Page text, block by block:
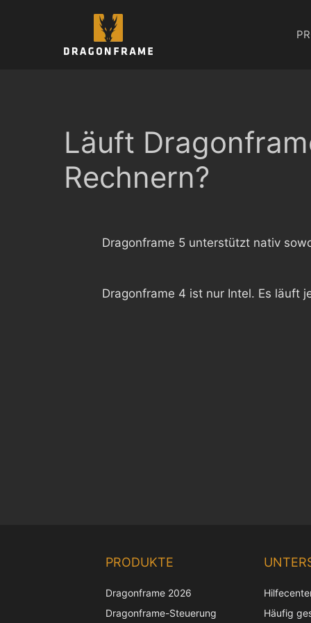
Läuft
Rechnern?
Dragonframe 5 unterstützt nativ
Dragonframe 4 ist nur Intel. Es läuft
PRODUKTE
Dragonframe 2026
Dragonframe-Steuerung
Häufig